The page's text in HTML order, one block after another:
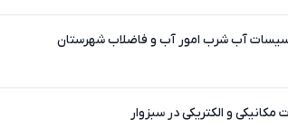
آب شرب امور آب و فاضلاب شهرستان
و الکتریکی در سبزوار